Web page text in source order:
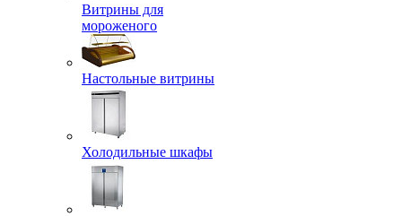
Витрины для
мороженого
Настольные витрины
Холодильные шкафы